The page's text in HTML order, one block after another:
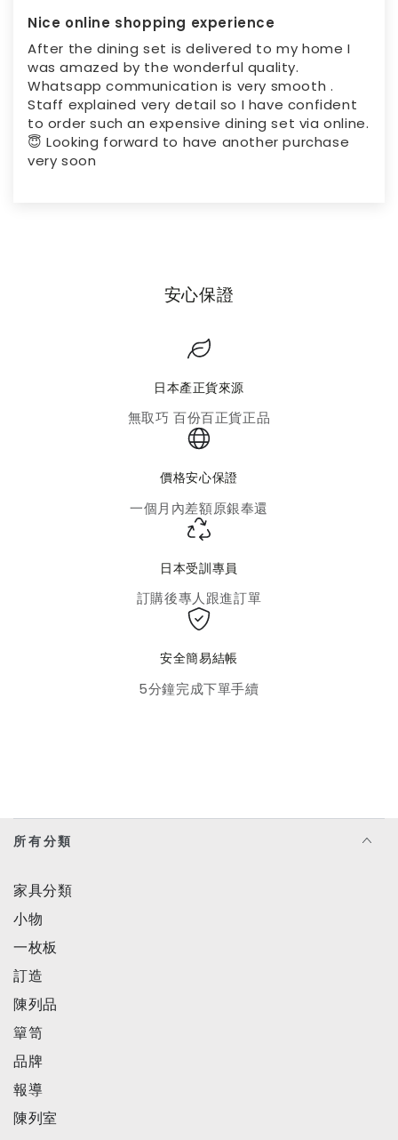
Nice online shopping experience
After the dining set is delivered to my home I
was amazed by the wonderful quality.
Whatsapp communication is very smooth .
Staff explained very detail so I have confident
to order such an expensive dining set via online.
😇 Looking forward to have another purchase
very soon
安心保證
日本產正貨來源
無取巧 百份百正貨正品
價格安心保證
一個月內差額原銀奉還
日本受訓專員
訂購後專人跟進訂單
安全簡易結帳
5分鐘完成下單手續
所有分類
家具分類
小物
一枚板
訂造
陳列品
簞笥
品牌
報導
陳列室